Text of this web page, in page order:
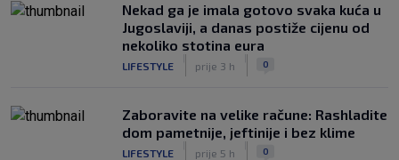
Nekad ga je imala gotovo svaka kuća u
Jugoslaviji, a danas postiže cijenu od
nekoliko stotina eura
LIFESTYLE prije 3 h 0
Zaboravite na velike račune: Rashladite
dom pametnije, jeftinije i bez klime
LIFESTYLE prije 5 h 0